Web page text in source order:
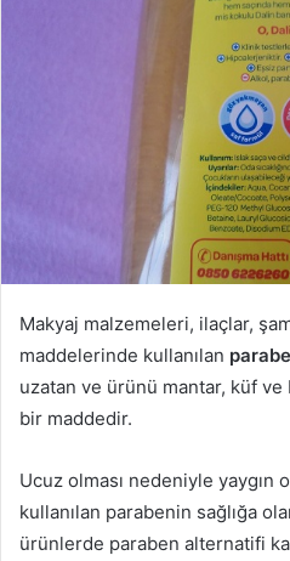
Makyaj malzemeleri, ilaçlar,
maddelerinde kullanılan
uzatan ve ürünü mantar, küf
bir maddedir.
Ucuz olması nedeniyle yaygın
kullanılan parabenin sağlığa
ürünlerde paraben alternatifi